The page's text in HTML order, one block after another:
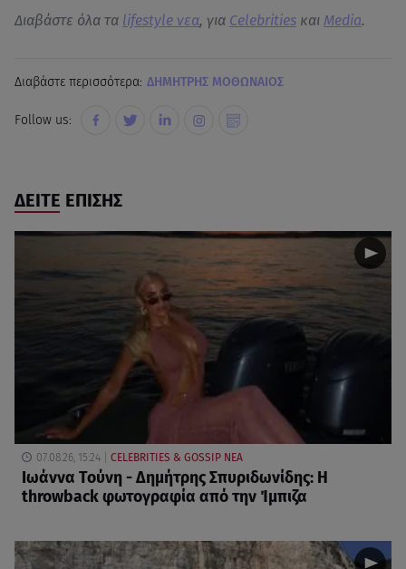
Διαβάστε όλα τα lifestyle νεα, για Celebrities και Media.
Διαβάστε περισσότερα: ΔΗΜΗΤΡΗΣ ΜΟΘΩΝΑΙΟΣ
Follow us:
ΔΕΙΤΕ ΕΠΙΣΗΣ
07.08.26, 15:24 CELEBRITIES & GOSSIP ΝΕΑ
Ιωάννα Τούνη - Δημήτρης Σπυριδωνίδης: Η
throwback φωτογραφία από την Ίμπιζα